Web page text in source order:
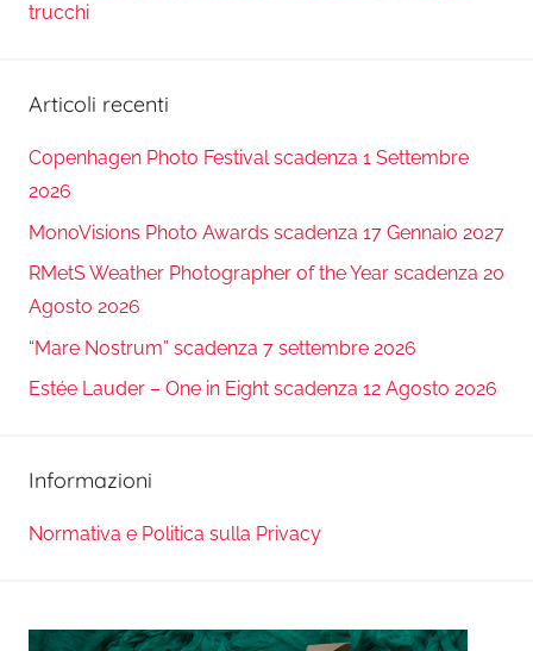
trucchi
Articoli recenti
Copenhagen Photo Festival scadenza 1 Settembre
2026
MonoVisions Photo Awards scadenza 17 Gennaio 2027
RMetS Weather Photographer of the Year scadenza 20
Agosto 2026
“Mare Nostrum” scadenza 7 settembre 2026
Estée Lauder – One in Eight scadenza 12 Agosto 2026
Informazioni
Normativa e Politica sulla Privacy